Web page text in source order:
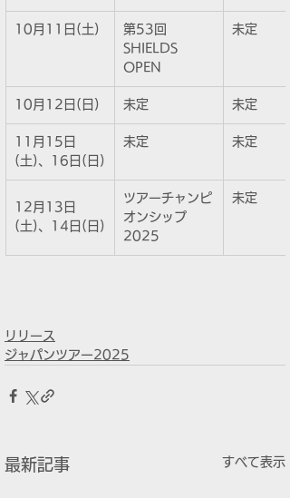
10月11日(土)
第53回
SHIELDS
OPEN
未定
10月12日(日) 未定 未定
11月15日
(土)、16日(日)
未定 未定
12月13日
(土)、14日(日)
ツアーチャンピ
オンシップ
2025
未定
リリース
ジャパンツアー2025
最新記事 すべて表示